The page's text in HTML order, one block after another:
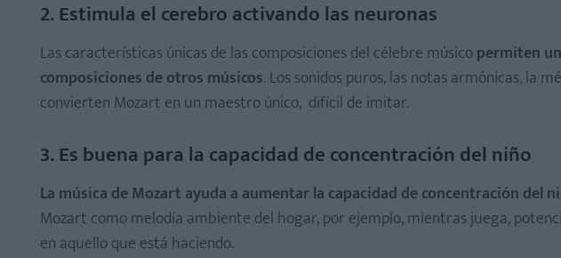
2. Estimula el cerebro activando las neuronas
Las características únicas de las composiciones del célebre músicopermiten
composiciones de otros músicos. Los sonidos puros, las notas armónicas, la
convierten Mozart en un maestro único, difícil de imitar.
3. Es buena para la capacidad de concentración del niño
La música de Mozart ayuda a aumentar la capacidad de concentración del
Mozart como melodía ambiente del hogar, por ejemplo, mientras juega,
en aquello que está haciendo.